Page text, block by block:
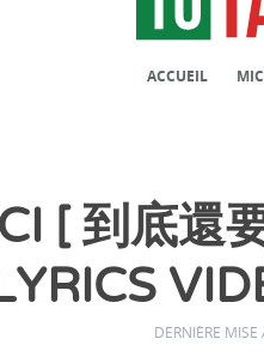
ACCUEIL
[ 到底還
DERNIÈRE